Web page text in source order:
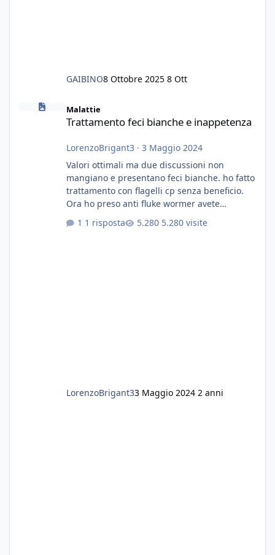
GAIBINO8 Ottobre 2025 8 Ott
Trattamento feci bianche e inappetenza
Malattie
Trattamento feci bianche e inappetenza
LorenzoBrigant3 · 3 Maggio 2024
Valori ottimali ma due discussioni non
mangiano e presentano feci bianche. ho fatto
trattamento con flagelli cp senza beneficio.
Ora ho preso anti fluke wormer avete
esperienza nel trattamento con questa
sostanza
1 risposta 5.280 visite
LorenzoBrigant33 Maggio 2024 2 anni